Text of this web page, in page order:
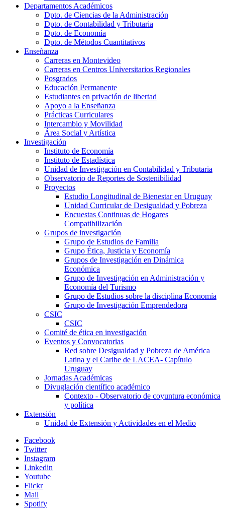
Departamentos Académicos
Dpto. de Ciencias de la Administración
Dpto. de Contabilidad y Tributaria
Dpto. de Economía
Dpto. de Métodos Cuantitativos
Enseñanza
Carreras en Montevideo
Carreras en Centros Universitarios Regionales
Posgrados
Educación Permanente
Estudiantes en privación de libertad
Apoyo a la Enseñanza
Prácticas Curriculares
Intercambio y Movilidad
Área Social y Artística
Investigación
Instituto de Economía
Instituto de Estadística
Unidad de Investigación en Contabilidad y Tributaria
Observatorio de Reportes de Sostenibilidad
Proyectos
Estudio Longitudinal de Bienestar en Uruguay
Unidad Curricular de Desigualdad y Pobreza
Encuestas Continuas de Hogares
Compatibilización
Grupos de investigación
Grupo de Estudios de Familia
Grupo Ética, Justicia y Economía
Grupos de Investigación en Dinámica
Económica
Grupo de Investigación en Administración y
Economía del Turismo
Grupo de Estudios sobre la disciplina Economía
Grupo de Investigación Emprendedora
CSIC
CSIC
Comité de ética en investigación
Eventos y Convocatorias
Red sobre Desigualdad y Pobreza de América
Latina y el Caribe de LACEA- Capítulo
Uruguay
Jornadas Académicas
Divuglación científico académico
Contexto - Observatorio de coyuntura económica
y política
Extensión
Unidad de Extensión y Actividades en el Medio
Facebook
Twitter
Instagram
Linkedin
Youtube
Flickr
Mail
Spotify